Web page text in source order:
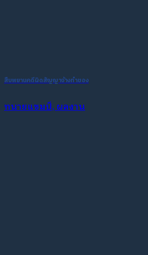
สืบพยานคดีผิดสัญญาจ้างทำของ
ทนายแชมป์, ผลงาน